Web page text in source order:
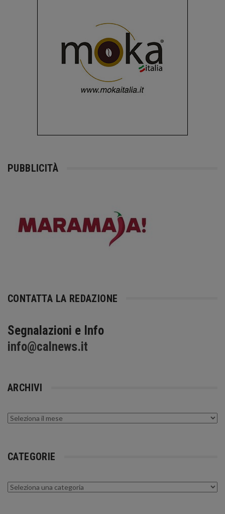
PUBBLICITÀ
CONTATTA LA REDAZIONE
Segnalazioni e Info
info@calnews.it
ARCHIVI
Archivi
CATEGORIE
Categorie